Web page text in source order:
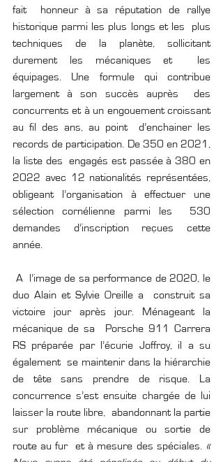
fait  honneur à sa réputation de rallye
historique parmi les plus longs et les  plus
techniques de la planète, sollicitant
durement les mécaniques et  les
équipages. Une formule qui contribue
largement à son succès auprès  des
concurrents et à un engouement croissant
au fil des ans, au point  d’enchainer les
records de participation. De 350 en 2021,
la liste des  engagés est passée à 380 en
2022 avec 12 nationalités représentées,
obligeant l’organisation à effectuer une
sélection cornélienne parmi les  530
demandes d’inscription reçues cette
année.
duo Alain et Sylvie Oreille a  construit sa
victoire jour après jour. Ménageant la
mécanique de sa  Porsche 911 Carrera
RS préparée par l’écurie Joffroy, il a su
également  se maintenir dans la hiérarchie
de tête sans prendre de risque. La
concurrence s’est ensuite chargée de lui
laisser la route libre,  abandonnant la partie
sur problème mécanique ou sortie de
route au fur  et à mesure des spéciales. «